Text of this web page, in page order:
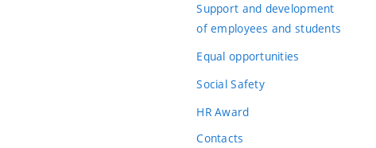
Support and development
of employees and students
Equal opportunities
Social Safety
HR Award
Contacts